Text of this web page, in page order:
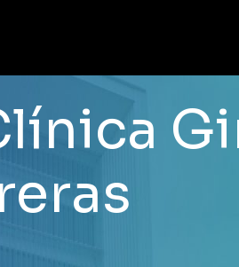
la leucèmia, per la qual